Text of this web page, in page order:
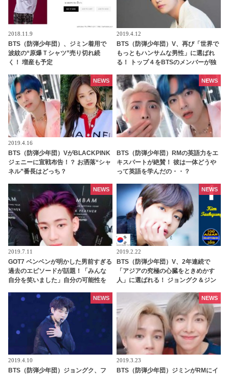
2018.11.9
BTS（防弾少年団）、ジミン着用で
波紋の“原爆Ｔシャツ”売り切れ続
く！ 増産も予定
2019.4.12
BTS（防弾少年団）V、再び「世界で
もっともハンサムな男性」に選ばれ
る！ トップ４をBTSのメンバーが独
2019.4.16
BTS（防弾少年団）VがBLACKPINK
ジェニーに宣戦布告！？ お洒落“シャ
ネル”番長はどっち？
NEWS
BTS（防弾少年団）RMの英語力をエ
キスパートが絶賛！ 彼は一体どうや
って英語を学んだの・・？
NEWS
2019.7.11
GOT7 ベンベンが明かした男前すぎる
過去のエピソードが話題！「みんな
自分を笑いました」自分の可能性を
れない栄光とは
NEWS
2019.2.22
BTS（防弾少年団）V、2年連続で
「アジアの究極の心臓をときめかす
人」に選ばれる！ ジョングク＆ジン
NEWS
2019.4.10
BTS（防弾少年団）ジョングク、フ
NEWS
2019.3.23
BTS（防弾少年団）ジミンがRMにイ
NEWS